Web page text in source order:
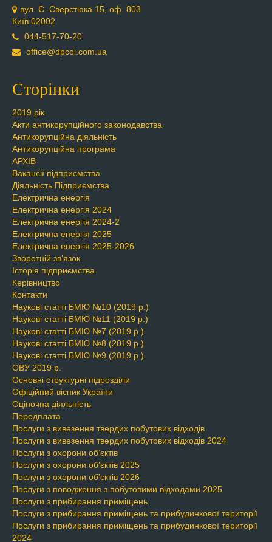
вул. Є. Сверстюка 15, оф. 803
Київ 02002
044-517-70-20
office@dpcoi.com.ua
Сторінки
2019 рік
Акти антикорупційного законодавства
Антикорупційна діяльність
Антикорупційна програма
АРХІВ
Вакансії підприємства
Діяльність Підприємства
Електрична енергія
Електрична енергія 2024
Електрична енергія 2024-2
Електрична енергія 2025
Електрична енергія 2025-2026
Зворотній зв’язок
Історія підприємства
Керівництво
Контакти
Наукові статті БМЮ №10 (2019 р.)
Наукові статті БМЮ №11 (2019 р.)
Наукові статті БМЮ №7 (2019 р.)
Наукові статті БМЮ №8 (2019 р.)
Наукові статті БМЮ №9 (2019 р.)
ОВУ 2019 р.
Основні структурні підрозділи
Офіційний вісник України
Оціночна діяльність
Передплата
Послуги з вивезення твердих побутових відходів
Послуги з вивезення твердих побутових відходів 2024
Послуги з охорони об’єктів
Послуги з охорони об’єктів 2025
Послуги з охорони об’єктів 2026
Послуги з поводження з побутовими відходами 2025
Послуги з прибирання приміщень
Послуги з прибирання приміщень та прибудинкової території
Послуги з прибирання приміщень та прибудинкової території
2024